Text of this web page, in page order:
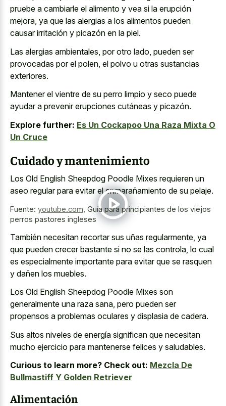
pruebe a cambiarle el alimento y vea si la erupción
mejora, ya que las alergias a los alimentos pueden
causar irritación y picazón en la piel.
Las alergias ambientales, por otro lado, pueden ser
provocadas por el polen, el polvo u otras sustancias
exteriores.
Mantener el vientre de su perro limpio y seco puede
ayudar a prevenir erupciones cutáneas y picazón.
Explore further: Es Un Cockapoo Una Raza Mixta O
Un Cruce
Cuidado y mantenimiento
Los Old English Sheepdog Poodle Mixes requieren un
aseo regular para evitar el enmarañamiento de su pelaje.
Fuente: youtube.com, Guía para principiantes de los viejos
perros pastores ingleses
También necesitan recortar sus uñas regularmente, ya
que pueden crecer bastante si no se las controla, lo cual
es especialmente importante para evitar que se rasquen
y dañen los muebles.
Los Old English Sheepdog Poodle Mixes son
generalmente una raza sana, pero pueden ser
propensos a problemas oculares y displasia de cadera.
Sus altos niveles de energía significan que necesitan
mucho ejercicio para mantenerse felices y saludables.
Curious to learn more? Check out: Mezcla De
Bullmastiff Y Golden Retriever
Alimentación